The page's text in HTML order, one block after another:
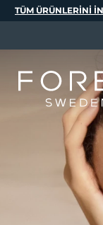
TÜM ÜRÜNLERINI